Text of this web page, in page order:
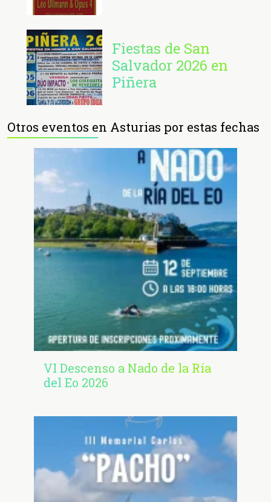
Fiestas de San
Salvador 2026 en
Piñera
Otros eventos en Asturias por estas fechas
VI Descenso a Nado de la Ría
del Eo 2026